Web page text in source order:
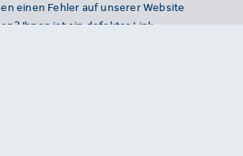
einen Fehler auf unserer Website
Ihnen ist ein defekter Link